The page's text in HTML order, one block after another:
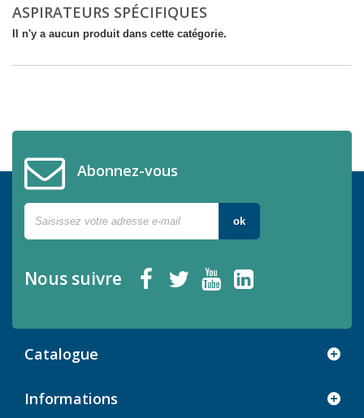
ASPIRATEURS SPÉCIFIQUES
Il n'y a aucun produit dans cette catégorie.
Abonnez-vous
ok
Nous suivre
Catalogue
Informations